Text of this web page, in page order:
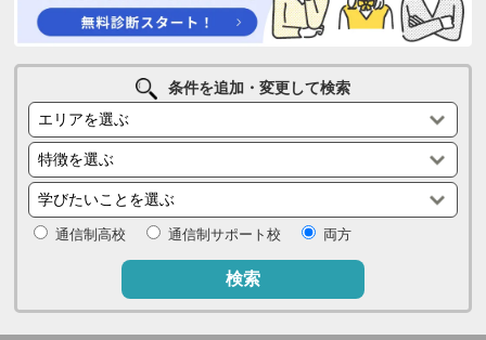
条件を追加・変更して検索
通信制高校 通信制サポート校 両方
検索